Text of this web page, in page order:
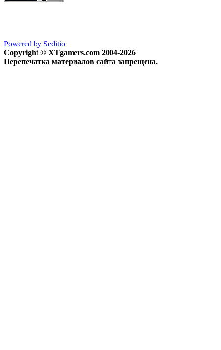
Powered by Seditio
Copyright © XTgamers.com 2004-2026
Перепечатка материалов сайта запрещена.